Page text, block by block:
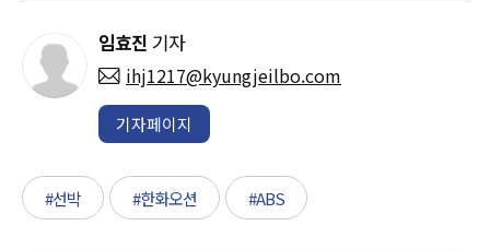
임효진 기자
ihj1217@kyungjeilbo.com
기자페이지
#선박 #한화오션 #ABS